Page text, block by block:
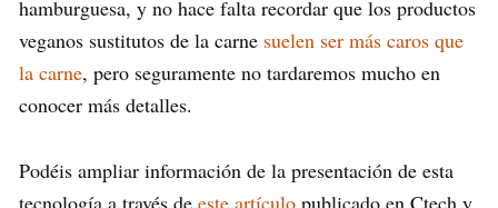
hamburguesa, y no hace falta recordar que los productos
veganos sustitutos de la carne suelen ser más caros que
la carne, pero seguramente no tardaremos mucho en
conocer más detalles.
Podéis ampliar información de la presentación de esta